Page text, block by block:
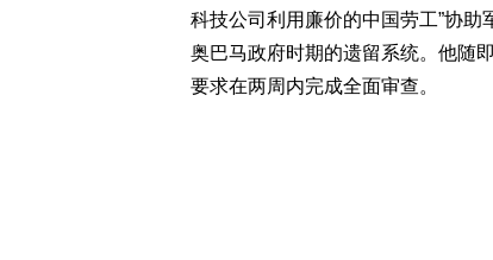
科技公司利用廉价的中国劳工”协助
奥巴马政府时期的遗留系统。他随
要求在两周内完成全面审查。